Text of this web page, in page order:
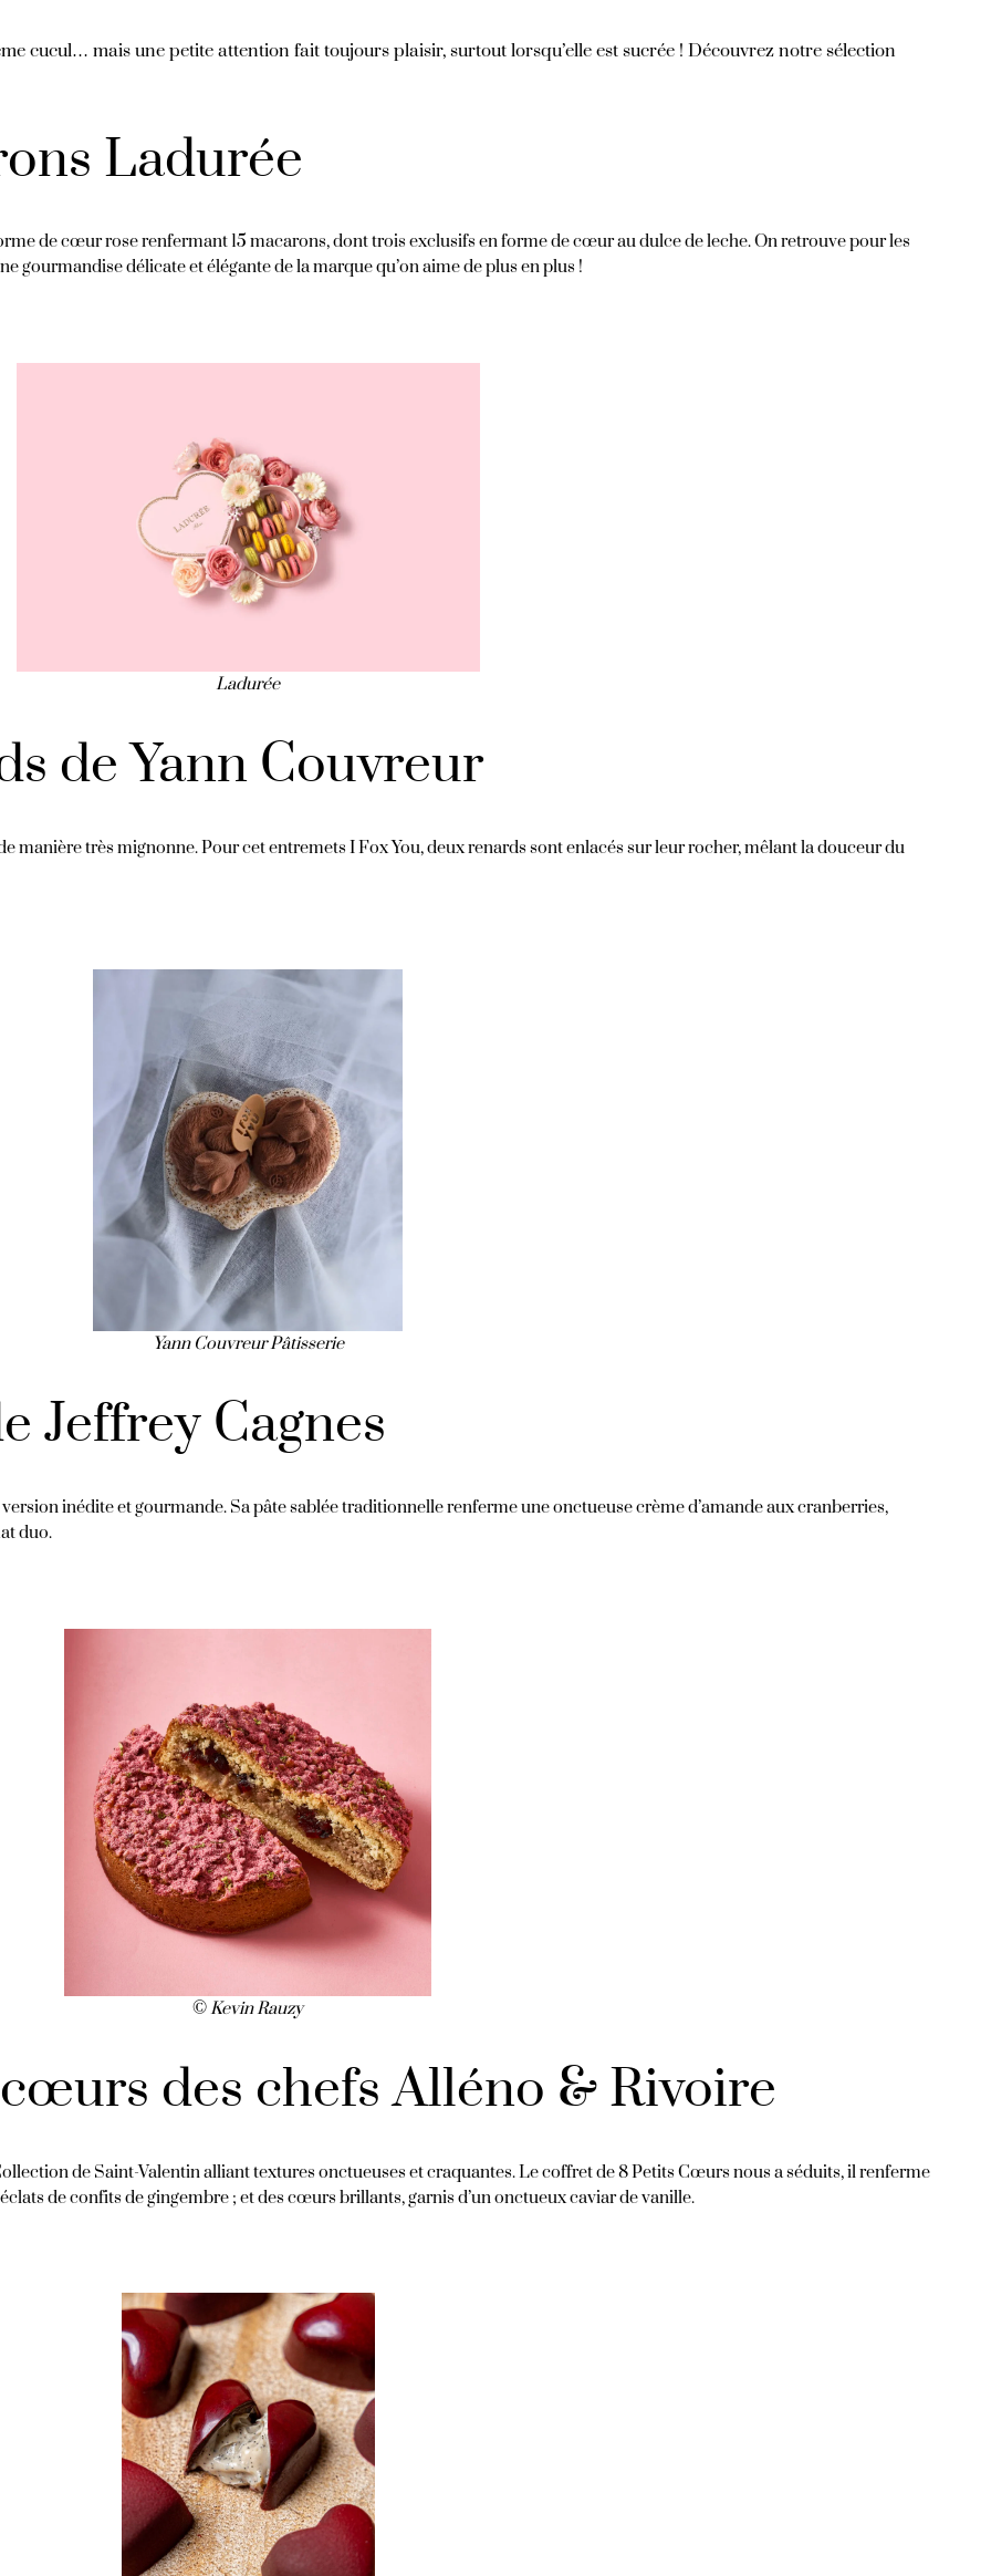
cucul… mais une petite attention fait toujours plaisir, surtout lorsqu’elle est sucrée ! Découvrez notre sélection
Ladurée
de cœur rose renfermant 15 macarons, dont trois exclusifs en forme de cœur au dulce de leche. On retrouve pour les
gourmandise délicate et élégante de la marque qu’on aime de plus en plus !
Ladurée
de Yann Couvreur
manière très mignonne. Pour cet entremets I Fox You, deux renards sont enlacés sur leur rocher, mêlant la douceur du
Yann CouvreurPâtisserie
Jeffrey Cagnes
inédite et gourmande. Sa pâte sablée traditionnelle renferme une onctueuse crème d’amande aux cranberries,
duo.
©Kevin Rauzy
des chefs Alléno & Rivoire
de Saint-Valentin alliant textures onctueuses et craquantes. Le coffret de 8 Petits Cœurs nous a séduits, il renferme
de confits de gingembre ; et des cœurs brillants, garnis d’un onctueux caviar de vanille.